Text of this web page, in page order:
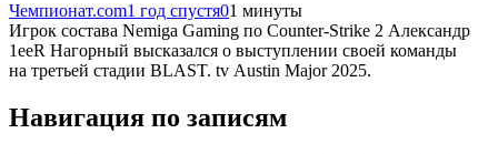
Чемпионат.com1 год спустя01 минуты
Игрок состава Nemiga Gaming по Counter-Strike 2 Александр
1eeR Нагорный высказался о выступлении своей команды
на третьей стадии BLAST. tv Austin Major 2025.
Навигация по записям